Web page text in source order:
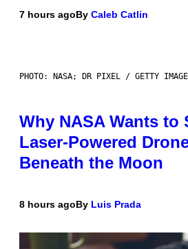
7 hours agoBy Caleb Catlin
PHOTO: NASA; DR PIXEL / GETTY
Why NASA Wants to
Laser-Powered
Beneath the Moon
8 hours agoBy Luis Prada